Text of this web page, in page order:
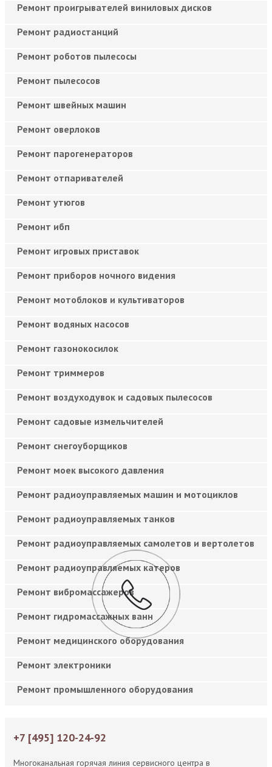
Ремонт проигрывателей виниловых дисков
Ремонт радиостанций
Ремонт роботов пылесосы
Ремонт пылесосов
Ремонт швейных машин
Ремонт оверлоков
Ремонт парогенераторов
Ремонт отпаривателей
Ремонт утюгов
Ремонт ибп
Ремонт игровых приставок
Ремонт приборов ночного видения
Ремонт мотоблоков и культиваторов
Ремонт водяных насосов
Ремонт газонокосилок
Ремонт триммеров
Ремонт воздуходувок и садовых пылесосов
Ремонт садовые измельчителей
Ремонт снегоуборщиков
Ремонт моек высокого давления
Ремонт радиоуправляемых машин и мотоциклов
Ремонт радиоуправляемых танков
Ремонт радиоуправляемых самолетов и вертолетов
Ремонт радиоуправляемых катеров
Ремонт вибромассажеров
Ремонт гидромассажных ванн
Ремонт медицинского оборудования
Ремонт электроники
Ремонт промышленного оборудования
+7 [495] 120-24-92
Многоканальная горячая линия сервисного центра в